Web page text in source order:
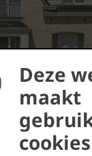
Deze
maakt
cookies